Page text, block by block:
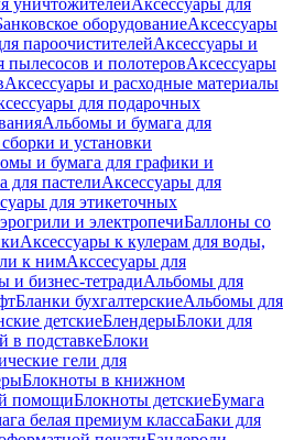
уничтожителейАксессуары для
оборудованиеАксессуары
пароочистителейАксессуары и
пылесосов и полотеровАксессуары
Аксессуары и расходные материалы
для подарочных
Альбомы и бумага для
и установки
и бумага для графики и
для пастелиАксессуары для
для этикеточных
и электропечиБаллоны со
Аксессуары к кулерам для воды,
к нимАкссесуары для
и бизнес-тетрадиАльбомы для
Бланки бухгалтерскиеАльбомы для
детскиеБлендерыБлоки для
в подставкеБлоки
гели для
Блокноты в книжном
помощиБлокноты детскиеБумага
белая премиум классаБаки для